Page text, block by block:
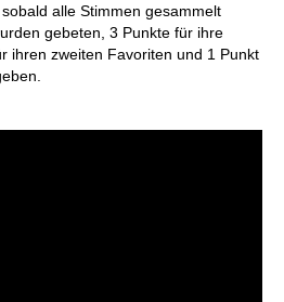
alle Stimmen gesammelt
gebeten, 3 Punkte für ihre
ihren zweiten Favoriten und 1 Punkt